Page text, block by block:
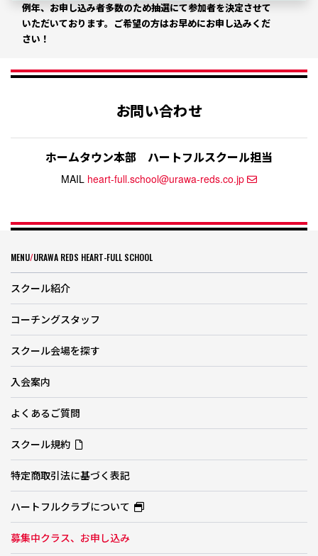
例年、お申し込み者多数のため抽選にて参加者を決定させて
いただいております。 ご希望の方はお早めにお申し込みくだ
さい！
お問い合わせ
ホームタウン本部 ハートフルスクール担当
MAIL heart-full.school@urawa-reds.co.jp
MENU/URAWA REDS HEART-FULL SCHOOL
スクール紹介
コーチングスタッフ
スクール会場を探す
入会案内
よくあるご質問
スクール規約
特定商取引法に基づく表記
ハートフルクラブについて
募集中クラス、お申し込み